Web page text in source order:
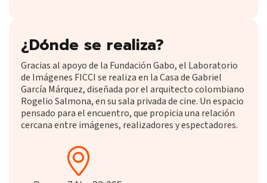
¿Dónde se realiza?
Gracias al apoyo de la Fundación Gabo, el Laboratorio
de Imágenes FICCI se realiza en la Casa de Gabriel
García Márquez, diseñada por el arquitecto colombiano
Rogelio Salmona, en su sala privada de cine. Un espacio
pensado para el encuentro, que propicia una relación
cercana entre imágenes, realizadores y espectadores.